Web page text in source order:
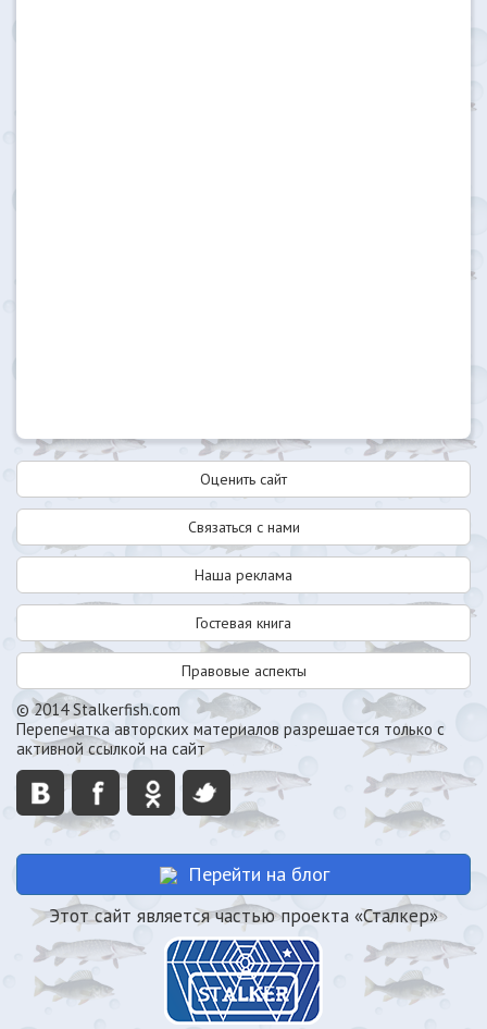
Оценить сайт
Связаться с нами
Наша реклама
Гостевая книга
Правовые аспекты
© 2014 Stalkerfish.com
Перепечатка авторских материалов разрешается только с
активной ссылкой на сайт
Перейти на блог
Этот сайт является частью проекта «Сталкер»